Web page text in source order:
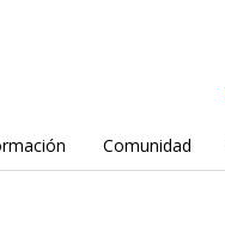
Comunidad